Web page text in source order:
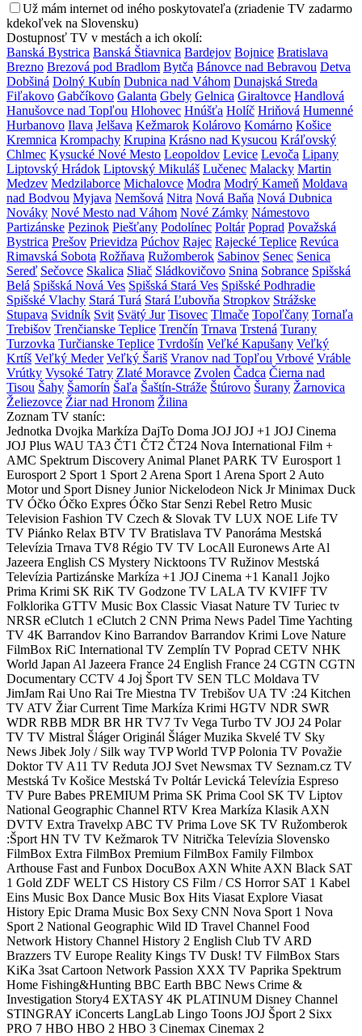
Už mám internet od iného poskytovateľa (zriadenie TV zadarmo
kdekoľvek na Slovensku)
Dostupnosť TV v mestách a ich okolí:
Banská Bystrica Banská Štiavnica Bardejov Bojnice Bratislava
Brezno Brezová pod Bradlom Bytča Bánovce nad Bebravou Detva
Dobšiná Dolný Kubín Dubnica nad Váhom Dunajská Streda
Fiľakovo Gabčíkovo Galanta Gbely Gelnica Giraltovce Handlová
Hanušovce nad Topľou Hlohovec Hnúšťa Holíč Hriňová Humenné
Hurbanovo Ilava Jelšava Kežmarok Kolárovo Komárno Košice
Kremnica Krompachy Krupina Krásno nad Kysucou Kráľovský
Chlmec Kysucké Nové Mesto Leopoldov Levice Levoča Lipany
Liptovský Hrádok Liptovský Mikuláš Lučenec Malacky Martin
Medzev Medzilaborce Michalovce Modra Modrý Kameň Moldava
nad Bodvou Myjava Nemšová Nitra Nová Baňa Nová Dubnica
Nováky Nové Mesto nad Váhom Nové Zámky Námestovo
Partizánske Pezinok Piešťany Podolínec Poltár Poprad Považská
Bystrica Prešov Prievidza Púchov Rajec Rajecké Teplice Revúca
Rimavská Sobota Rožňava Ružomberok Sabinov Senec Senica
Sereď Sečovce Skalica Sliač Sládkovičovo Snina Sobrance Spišská
Belá Spišská Nová Ves Spišská Stará Ves Spišské Podhradie
Spišské Vlachy Stará Turá Stará Ľubovňa Stropkov Strážske
Stupava Svidník Svit Svätý Jur Tisovec Tlmače Topoľčany Tornaľa
Trebišov Trenčianske Teplice Trenčín Trnava Trstená Turany
Turzovka Turčianske Teplice Tvrdošín Veľké Kapušany Veľký
Krtíš Veľký Meder Veľký Šariš Vranov nad Topľou Vrbové Vráble
Vrútky Vysoké Tatry Zlaté Moravce Zvolen Čadca Čierna nad
Tisou Šahy Šamorín Šaľa Šaštín-Stráže Štúrovo Šurany Žarnovica
Želiezovce Žiar nad Hronom Žilina
Zoznam TV staníc:
Jednotka Dvojka Markíza DajTo Doma JOJ JOJ +1 JOJ Cinema
JOJ Plus WAU TA3 ČT1 ČT2 ČT24 Nova International Film +
AMC Spektrum Discovery Animal Planet PARK TV Eurosport 1
Eurosport 2 Sport 1 Sport 2 Arena Sport 1 Arena Sport 2 Auto
Motor und Sport Disney Junior Nickelodeon Nick Jr Minimax Duck
TV Óčko Óčko Expres Óčko Star Senzi Rebel Retro Music
Television Fashion TV Czech & Slovak TV LUX NOE Life TV
TV Piánko Relax BTV TV Bratislava TV Panoráma Mestská
Televízia Trnava TV8 Régio TV TV LocAll Euronews Arte Al
Jazeera English CS Mystery Nicktoons TV Ružinov Mestská
Televízia Partizánske Markíza +1 JOJ Cinema +1 Kanal1 Jojko
Prima Krimi SK RiK TV Godzone TV LALA TV KVIFF TV
Folklorika GTTV Music Box Classic Viasat Nature TV Turiec tv
NRSR eClutch 1 eClutch 2 CNN Prima News Padel TimeYachting
TV 4K Barrandov Kino Barrandov Barrandov Krimi Love Nature
FilmBox RiC International TV Zemplín TV Poprad CETV NHK
World Japan Al Jazeera France 24 English France 24 CGTN CGTN
Documentary CCTV 4 Joj Šport TV SEN TLC Moldava TV
JimJam Rai Uno Rai Tre Miestna TV Trebišov UA TV :24 Kitchen
TV ATV Žiar Current Time Markíza Krimi HGTV NDR SWR
WDR RBB MDR BR HR TV7 Tv Vega Turbo TV JOJ 24 Polar
TV TV Mistral Šláger Originál Šláger Muzika Skvelé TV Sky
News Jibek Joly / Silk way TVP World TVP Polonia TV Považie
Doktor TV A11 TV Reduta JOJ Svet Newsmax TV Seznam.cz TV
Mestská Tv Košice Mestská Tv Poltár Levická Televízia Espreso
TV Pure Babes PREMIUM Prima SK Prima Cool SK TV Liptov
National Geographic Channel RTV Krea Markíza Klasik AXN
DVTV Extra Travelxp ABC TV Prima Love SK TV Ružomberok
:Šport HN TV TV Kežmarok TV Nitrička Televízia Slovensko
FilmBox Extra FilmBox Premium FilmBox Family Filmbox
Arthouse Fast and Funbox DocuBox AXN White AXN Black SAT
1 Gold ZDF WELT CS History CS Film / CS Horror SAT 1 Kabel
Eins Music Box Dance Music Box Hits Viasat Explore Viasat
History Epic Drama Music Box Sexy CNN Nova Sport 1 Nova
Sport 2 National Geographic Wild ID Travel Channel Food
Network History Channel History 2 English Club TV ARD
Brazzers TV Europe Reality Kings TV Dusk! TV FilmBox Stars
KiKa 3sat Cartoon Network Passion XXX TV Paprika Spektrum
Home Fishing&Hunting BBC Earth BBC News Crime &
Investigation Story4 EXTASY 4K PLATINUM Disney Channel
STINGRAY iConcerts LangLab Lingo Toons JOJ Šport 2 Sixx
PRO 7 HBO HBO 2 HBO 3 Cinemax Cinemax 2